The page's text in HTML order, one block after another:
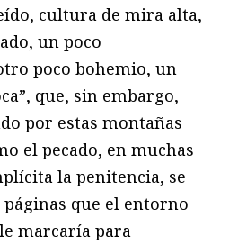
cultura de mira alta,
un poco
poco bohemio, un
que, sin embargo,
por estas montañas
el pecado, en muchas
la penitencia, se
páginas que el entorno
marcaría para